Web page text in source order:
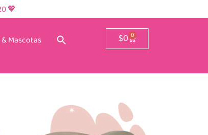
💖
Mascotas $0 0